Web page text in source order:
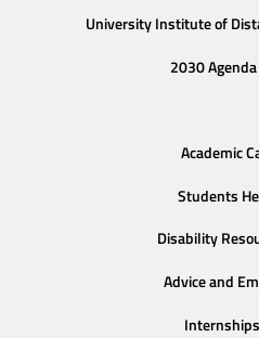
University Institute of
2030
Academic
Students
Disability
Advice and